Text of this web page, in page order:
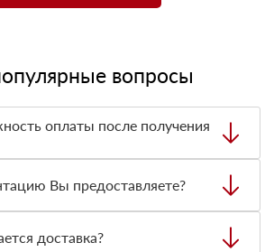
вопросы
оплаты после получения
товара. При этом, если
был ненадлежащего качества, то
отказаться.
Вы предоставляете?
качества, а также товарно-
доставка?